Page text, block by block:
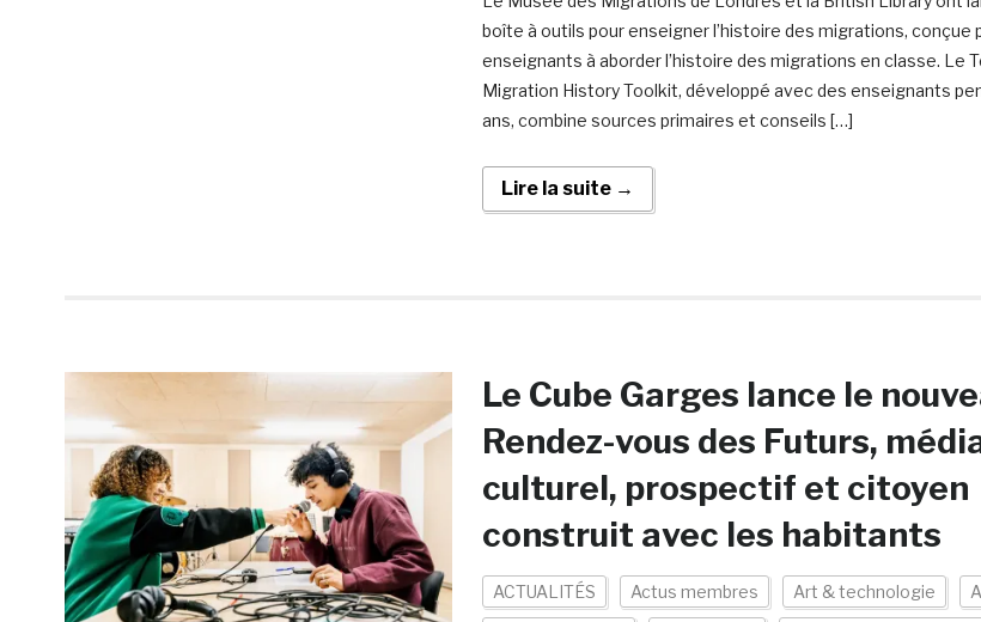
boîte à outils pour enseigner l’histoire des migrations, conçue
enseignants à aborder l’histoire des migrations en classe. Le
Migration History Toolkit, développé avec des enseignants
ans, combine sources primaires et conseils […]
Lire la suite →
Le Cube Garges lance le
Rendez-vous des Futurs,
culturel, prospectif et citoyen
construit avec les habitants
ACTUALITÉS Actus membres Art & technologie